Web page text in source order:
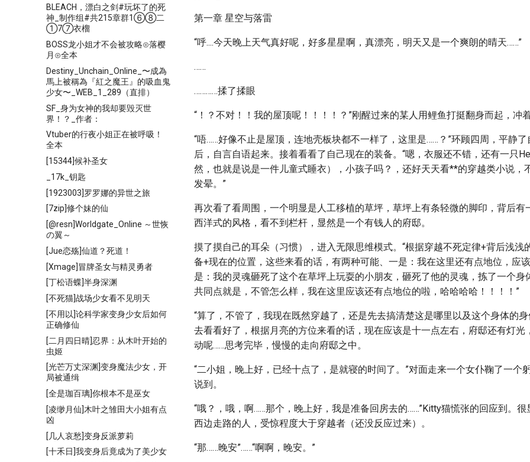
BLEACH，漂白之剑#玩坏了的死
神_制作组#共215章群1⑥⑧二
①7⑦衣榴
BOSS龙小姐才不会被攻略⊙落樱
月⊙全本
Destiny_Unchain_Online_〜成為
馬上被稱為『紅之魔王』的吸血鬼
少女〜_WEB_1_289（直排）
SF_身为女神的我却要毁灭世
界！？_作者：
Vtuber的行夜小姐正在被呼吸！
全本
[15344]候补圣女
_17k_钥匙
[1923003]罗罗娜的异世之旅
[7zip]修个妹的仙
[@resn]Worldgate_Online ～世恢
の翼～
[Jue恋殇]仙道？死道！
[Xmage]冒牌圣女与精灵勇者
[丁松语蝶]半身深渊
[不死猫]战场少女看不见明天
[不用以]论科学家变身少女后如何
正确修仙
[二月四日晴]忍界：从木叶开始的
虫姬
[光芒万丈深渊]变身魔法少女，开
局被通缉
[全是珈百璃]你根本不是巫女
[凌缈月仙]木叶之雏田大小姐有点
凶
[几人哀愁]变身反派萝莉
[十禾日]我变身后竟成为了美少女
第一章 星空与落雷
“呼....今天晚上天气真好呢，好多星星啊，真漂亮，明天又是一个爽朗的晴天……”
……
…………揉了揉眼
“！？不对！！我的屋顶呢！！！！？”刚醒过来的某人用鲤鱼打挺翻身而起，冲
“唔……好像不止是屋顶，连地壳板块都不一样了，这里是……？”环顾四周，平静了
后，自言自语起来。接着看看了自己现在的装备。“嗯，衣服还不错，还有一只
然，也就是说是一件儿童式睡衣），小孩子吗？，还好天天看**的穿越类小说，
发晕。”
再次看了看周围，一个明显是人工移植的草坪，草坪上有条轻微的脚印，背后有
西洋式的风格，看不到栏杆，显然是一个有钱人的府邸。
摸了摸自己的耳朵（习惯），进入无限思维模式。“根据穿越不死定律+背后浅浅
备+现在的位置，这些来看的话，有两种可能、一是：我在这里还有点地位，应
是：我的灵魂砸死了这个在草坪上玩耍的小朋友，砸死了他的灵魂，拣了一个身
共同点就是，不管怎么样，我在这里应该还有点地位的啦，哈哈哈哈！！！！”
“算了，不管了，我现在既然穿越了，还是先去搞清楚这是哪里以及这个身体的
去看看好了，根据月亮的方位来看的话，现在应该是十一点左右，府邸还有灯光
动呢……思考完毕，慢慢的走向府邸之中。
“二小姐，晚上好，已经十点了，是就寝的时间了。”对面走来一个女仆鞠了一个
说到。
“哦？，哦，啊……那个，晚上好，我是准备回房去的……”Kitty猫慌张的回应到。很
西边走路的人，受惊程度大于穿越者（还没反应过来）。
“那……晚安”……“啊啊，晚安。”